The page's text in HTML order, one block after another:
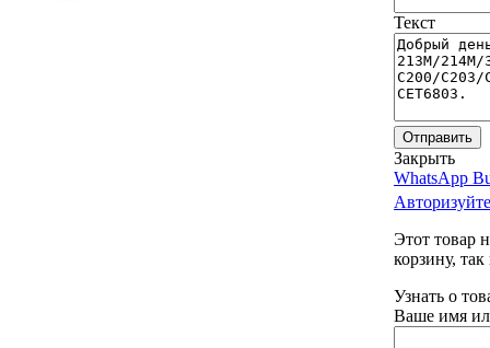
Текст
Отправить
Закрыть
WhatsApp
Этот товар
корзину,
Узнать о
Ваше имя